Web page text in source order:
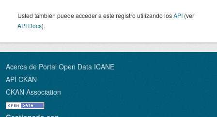
Usted también puede acceder a este registro utilizando losAPI (ver
API Docs).
Acerca de Portal Open Data ICANE
API CKAN
CKAN Association